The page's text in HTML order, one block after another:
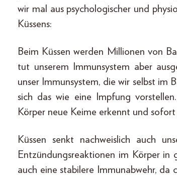
wir mal aus psychologischer und
Küssens:
Beim Küssen werden Millionen von
tut unserem Immunsystem aber
unser Immunsystem, die wir selbst im
sich das wie eine Impfung
Körper neue Keime erkennt und
Küssen senkt nachweislich auch
Entzündungsreaktionen im Körper in
auch eine stabilere Immunabwehr, da